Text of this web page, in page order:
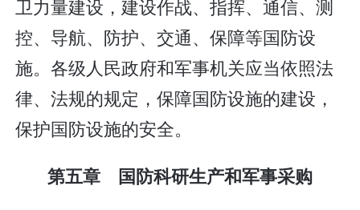
卫力量建设，建设作战、指挥、通信、测
控、导航、防护、交通、保障等国防设
施。各级人民政府和军事机关应当依照法
律、法规的规定，保障国防设施的建设，
保护国防设施的安全。
第五章 国防科研生产和军事采购